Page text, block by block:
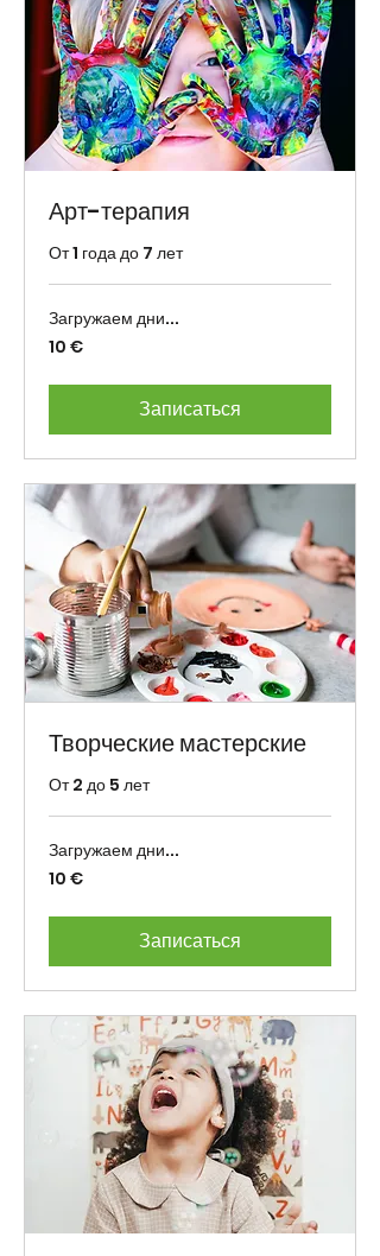
Арт-терапия
От 1 года до 7 лет
Загружаем дни...
10
eurot
10 €
Записаться
Творческие мастерские
От 2 до 5 лет
Загружаем дни...
10
eurot
10 €
Записаться